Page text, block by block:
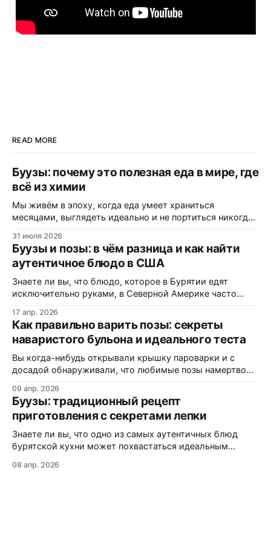
READ MORE
Буузы: почему это полезная еда в мире, где
всё из химии
Мы живём в эпоху, когда еда умеет храниться
месяцами, выглядеть идеально и не портиться никогда.
вкус. Полки магазинов забиты ультраобработанной
пищей: полуфабрикатами, лапшой быстрого
приготовления, «домашними» котлетами с составом на
пол-этикетки. А ведь есть блюдо, которому не нужны
консерванты, потому
31 июля 2026
Буузы и позы: в чём разница и как найти
аутентичное блюдо в США
Знаете ли вы, что блюдо, которое в Бурятии едят
исключительно руками, в Северной Америке часто
материале вы узнаете, почему одни называют их
«буузы», а другие — «позы», как диаспора адаптирует
рецепт под западные реалии, и где именно на трассах
Монтаны можно заказать свежую партию без
17 апр. 2026
Как правильно варить позы: секреты
наваристого бульона и идеального теста
Вы когда-нибудь открывали крышку пароварки и с
досадой обнаруживали, что любимые позы намертво
пирожок, а внутри — сухо и безвкусно? Статистика
кулинарных форумов показывает: более 60% новичков
сталкиваются с этими проблемами при первом
знакомстве с бурятской кухней. В этой статье вы
узнаете:
09 апр. 2026
Буузы: традиционный рецепт
приготовления с секретами лепки
Знаете ли вы, что одно из самых аутентичных блюд
бурятской кухни может похвастаться идеальным
Буузы (или позы, как их ошибочно называют) — это не
08 апр. 2026